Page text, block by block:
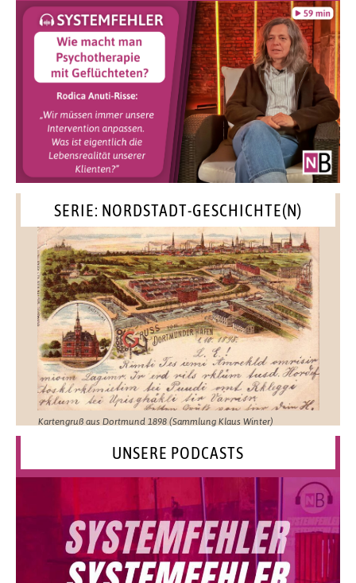
SERIE: NORDSTADT-GESCHICHTE(N)
Kartengruß aus Dortmund 1898 (Sammlung Klaus Winter)
UNSERE PODCASTS